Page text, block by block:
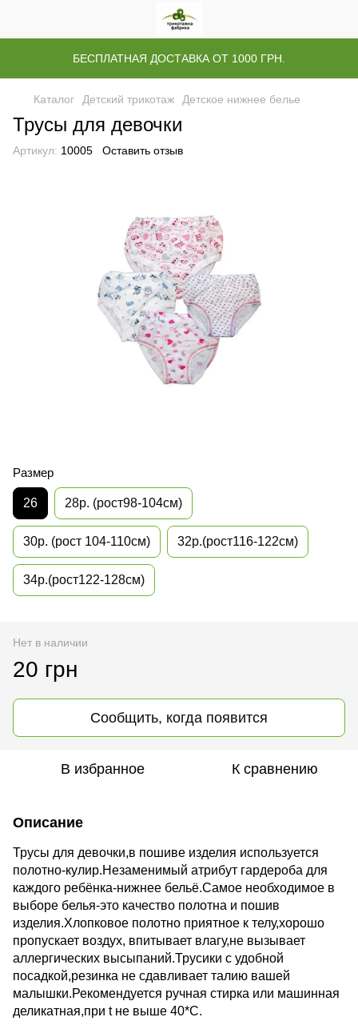
БЕСПЛАТНАЯ ДОСТАВКА ОТ 1000 ГРН.
Каталог Детский трикотаж Детское нижнее белье
Трусы для девочки
Артикул: 10005 Оставить отзыв
Размер
26 28р. (рост98-104см)
30р. (рост 104-110см) 32р.(рост116-122см)
34р.(рост122-128см)
Нет в наличии
20 грн
Сообщить, когда появится
В избранное К сравнению
Описание
Трусы для девочки,в пошиве изделия используется
полотно-кулир.Незаменимый атрибут гардероба для
каждого ребёнка-нижнее бельё.Самое необходимое в
выборе белья-это качество полотна и пошив
изделия.Хлопковое полотно приятное к телу,хорошо
пропускает воздух, впитывает влагу,не вызывает
аллергических высыпаний.Трусики с удобной
посадкой,резинка не сдавливает талию вашей
малышки.Рекомендуется ручная стирка или машинная
деликатная,при t не выше 40*С.